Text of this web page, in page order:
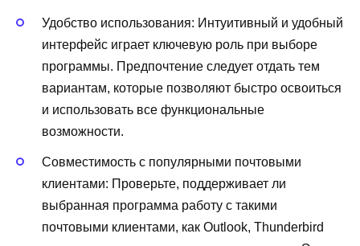
Удобство использования: Интуитивный и удобный
интерфейс играет ключевую роль при выборе
программы. Предпочтение следует отдать тем
вариантам, которые позволяют быстро освоиться
и использовать все функциональные
возможности.
Совместимость с популярными почтовыми
клиентами: Проверьте, поддерживает ли
выбранная программа работу с такими
почтовыми клиентами, как Outlook, Thunderbird